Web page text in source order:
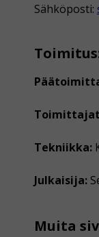
Sähköposti:
Tekniikka:
Julkaisija:
Muita